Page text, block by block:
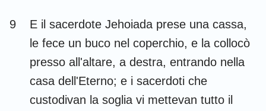
9
E il sacerdote Jehoiada prese una cassa,
le fece un buco nel coperchio, e la collocò
presso all'altare, a destra, entrando nella
casa dell'Eterno; e i sacerdoti che
custodivan la soglia vi mettevan tutto il